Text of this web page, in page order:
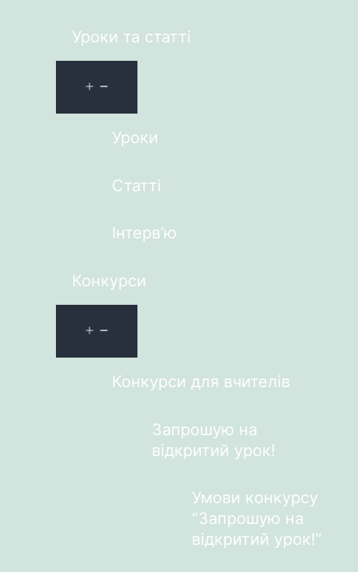
Уроки та статті
Уроки
Статті
Інтерв’ю
Конкурси
Конкурси для вчителів
Запрошую на
відкритий урок!
Умови конкурсу
“Запрошую на
відкритий урок!”